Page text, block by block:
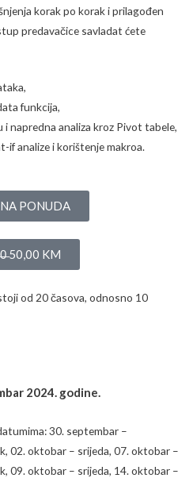
korak po korak i prilagođen
predavačice savladat ćete
funkcija,
i napredna analiza kroz Pivot tabele,
if analize i korištenje makroa.
PONUDA
50,00 KM
od 20 časova, odnosno 10
2024. godine.
30. septembar –
02. oktobar – srijeda, 07. oktobar –
09. oktobar – srijeda, 14. oktobar –